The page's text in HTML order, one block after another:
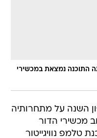
התוכנה נמצאת במכשירי
השנה על מתחרותיה
מכשירי הדור
טלמפ נוויגייטור